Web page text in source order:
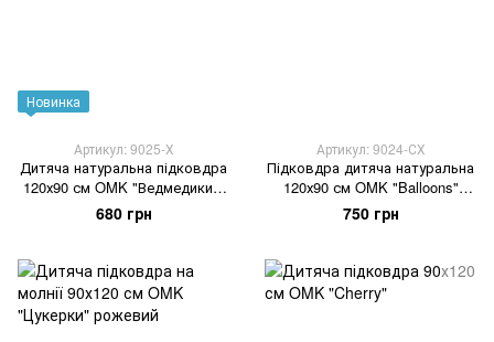
Новинка
Артикул: 9025-Х
Дитяча натуральна підковдра
120х90 см OMK "Ведмедики у
хмаринках" пудровий
680 грн
Артикул: 9024-СХ
Підковдра дитяча натуральна
120х90 см OMK "Balloons"
блакитний
750 грн